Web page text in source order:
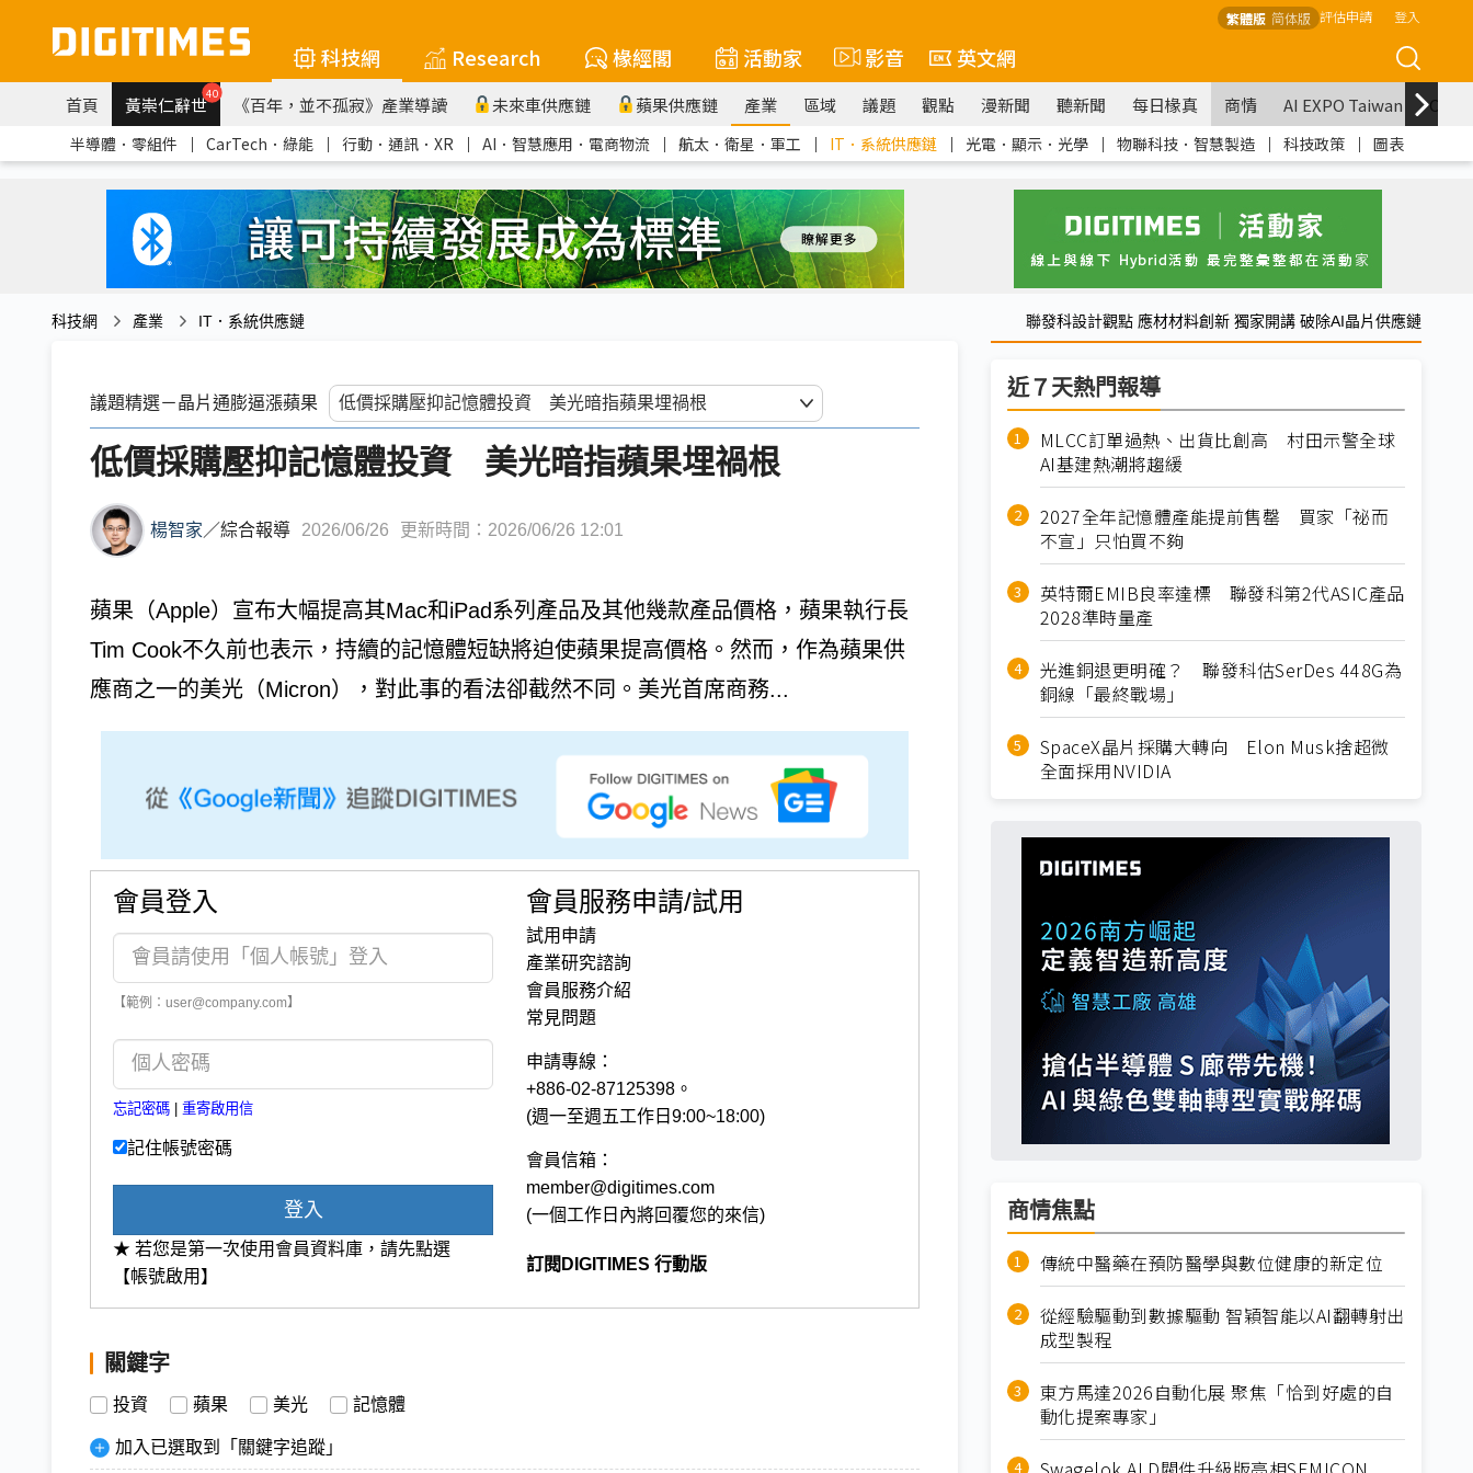
繁體版 简体版 評估申請 登入
科技網 Research 椽經閣 活動家 影音 英文網
首頁 黃崇仁辭世40 《百年，並不孤寂》產業導讀 未來車供應鏈 蘋果供應鏈 產業 區域 議題 觀點 漫新聞 聽新聞 每日椽真 商情 AI EXPO Taiwan
半導體．零組件 ｜ CarTech．綠能 ｜ 行動．通訊．XR ｜ AI．智慧應用．電商物流 ｜ 航太．衛星．軍工 ｜ IT．系統供應鏈 ｜ 光電．顯示．光學 ｜ 物聯科技．智慧製造 ｜ 科技政策 ｜ 圖表
科技網 產業 IT．系統供應鏈 聯發科設計觀點 應材材料創新 獨家開講 破除AI晶片供應鏈
議題精選－晶片通膨逼漲蘋果
低價採購壓抑記憶體投資 美光暗指蘋果埋禍根
楊智家 ／綜合報導 2026/06/26 更新時間：2026/06/26 12:01
蘋果（Apple）宣布大幅提高其Mac和iPad系列產品及其他幾款產品價格，蘋果執行長
Tim Cook不久前也表示，持續的記憶體短缺將迫使蘋果提高價格。然而，作為蘋果供
應商之一的美光（Micron），對此事的看法卻截然不同。美光首席商務...
會員登入
【範例：user@company.com】
忘記密碼 重寄啟用信
記住帳號密碼
登入
★ 若您是第一次使用會員資料庫，請先點選
【帳號啟用】
會員服務申請/試用
試用申請
產業研究諮詢
會員服務介紹
常見問題
申請專線：
+886-02-87125398。
(週一至週五工作日9:00~18:00)
會員信箱：
member@digitimes.com
(一個工作日內將回覆您的來信)
訂閱DIGITIMES 行動版
關鍵字
投資 蘋果 美光 記憶體
加入已選取到「關鍵字追蹤」
近７天熱門報導
MLCC訂單過熱、出貨比創高 村田示警全球
AI基建熱潮將趨緩
2027全年記憶體產能提前售罄 買家「祕而
不宣」只怕買不夠
英特爾EMIB良率達標 聯發科第2代ASIC產品
2028準時量產
光進銅退更明確？ 聯發科估SerDes 448G為
銅線「最終戰場」
SpaceX晶片採購大轉向 Elon Musk捨超微
全面採用NVIDIA
商情焦點
傳統中醫藥在預防醫學與數位健康的新定位
從經驗驅動到數據驅動 智穎智能以AI翻轉射出
成型製程
東方馬達2026自動化展 聚焦「恰到好處的自
動化提案專家」